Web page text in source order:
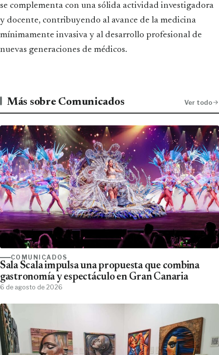
se complementa con una sólida actividad investigadora
y docente, contribuyendo al avance de la medicina
mínimamente invasiva y al desarrollo profesional de
nuevas generaciones de médicos.
Más sobre Comunicados Ver todo
COMUNICADOS
Sala Scala impulsa una propuesta que combina
gastronomía y espectáculo en Gran Canaria
6 de agosto de 2026